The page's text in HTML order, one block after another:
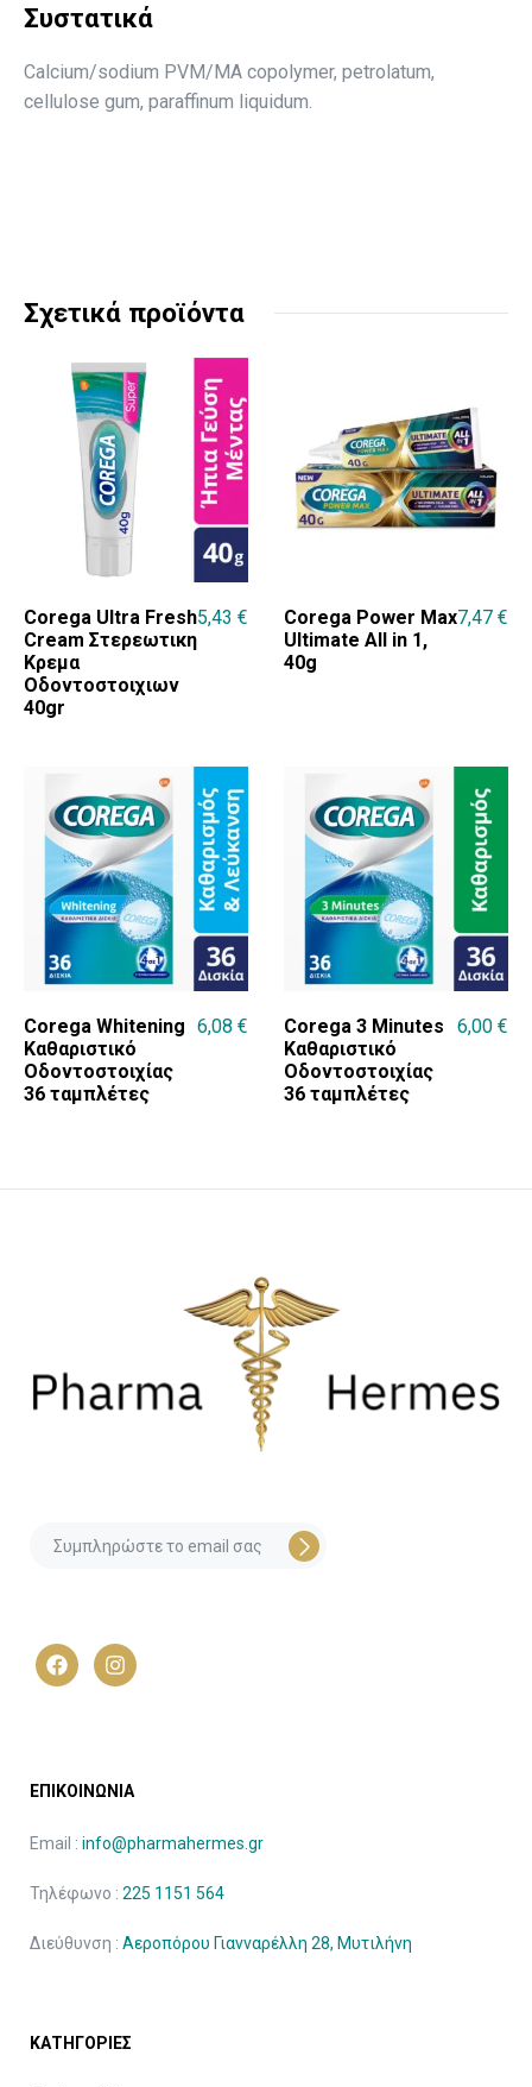
Συστατικά
Calcium/sodium PVM/MA copolymer, petrolatum,
cellulose gum, paraffinum liquidum.
Σχετικά προϊόντα
Corega Ultra Fresh
Cream Στερεωτικη
Κρεμα
Οδοντοστοιχιων
40gr
5,43 €
Corega Power Max
Ultimate All in 1,
40g
7,47 €
Corega Whitening
Καθαριστικό
Οδοντοστοιχίας
36 ταμπλέτες
6,08 €
Corega 3 Minutes
Καθαριστικό
Οδοντοστοιχίας
36 ταμπλέτες
6,00 €
ΕΠΙΚΟΙΝΩΝΙΑ
Email : info@pharmahermes.gr
Τηλέφωνο : 225 1151 564
Διεύθυνση : Αεροπόρου Γιανναρέλλη 28, Μυτιλήνη
ΚΑΤΗΓΟΡΙΕΣ